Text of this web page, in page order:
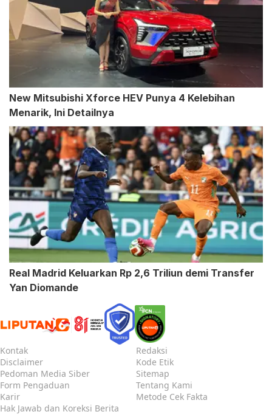
New Mitsubishi Xforce HEV Punya 4 Kelebihan
Menarik, Ini Detailnya
Real Madrid Keluarkan Rp 2,6 Triliun demi Transfer
Yan Diomande
Kontak
Redaksi
Disclaimer
Kode Etik
Pedoman Media Siber
Sitemap
Form Pengaduan
Tentang Kami
Karir
Metode Cek Fakta
Hak Jawab dan Koreksi Berita